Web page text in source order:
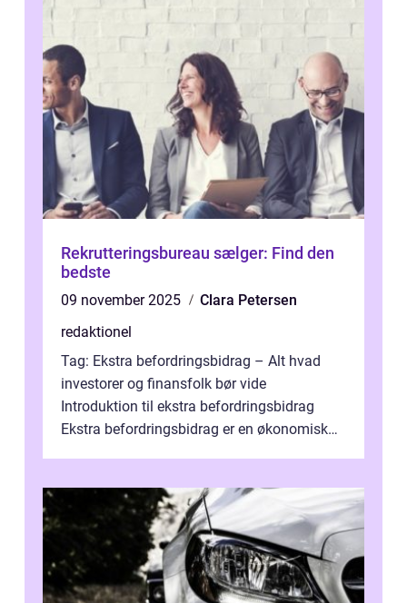
Rekrutteringsbureau sælger: Find den
bedste
09 november 2025
Clara Petersen
redaktionel
Tag: Ekstra befordringsbidrag – Alt hvad
investorer og finansfolk bør vide
Introduktion til ekstra befordringsbidrag
Ekstra befordringsbidrag er en økonomisk